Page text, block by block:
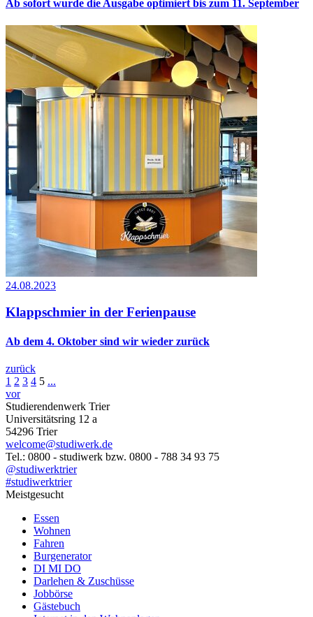
Ab sofort wurde die Ausgabe optimiert bis zum 11. September
24.08.2023
Klappschmier in der Ferienpause
Ab dem 4. Oktober sind wir wieder zurück
zurück
1 2 3 4 5 ...
vor
Studierendenwerk Trier
Universitätsring 12 a
54296 Trier
welcome@studiwerk.de
Tel.: 0800 - studiwerk bzw. 0800 - 788 34 93 75
@studiwerktrier
#studiwerktrier
Meistgesucht
Essen
Wohnen
Fahren
Burgenerator
DI MI DO
Darlehen & Zuschüsse
Jobbörse
Gästebuch